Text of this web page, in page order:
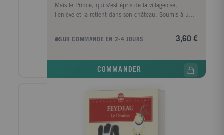
Mais le Prince, qui s'est épris de la villageoise,
l'enlève et la retient dans son château. Soumis à une
et lui interdit d'user de violence contre qui que ce
la richesse et aux tentations du pouvoir ? TOUT
de l'auteur - Contexte littéraire et dramatique -
Structure de la pièce - Pour mieux interpréter -
Chronologie TOUT POUR RÉUSSIR - Lexique
d'analyse littéraire et glossaire du XVIIIe siècle -
Questions sur l'oeuvre - Du texte à la scène, du texte
SUR COMMANDE EN 2-4 JOURS 3,60 €
COMMANDER